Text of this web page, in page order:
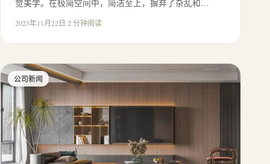
觉美学。在极简空间中，简洁至上，摒弃了杂乱和…
2023年11月22日·2 分钟阅读
公司新闻